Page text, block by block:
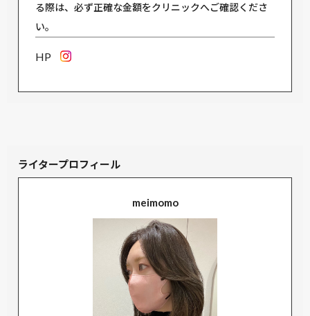
る際は、必ず正確な金額をクリニックへご確認くださ
い。
HP
ライタープロフィール
meimomo